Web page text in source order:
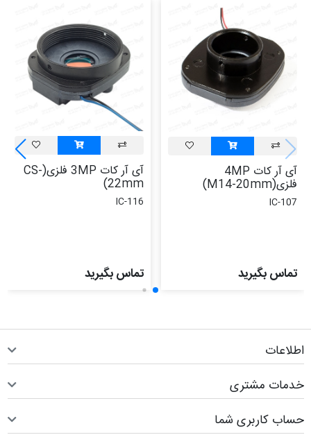
آی آر کات 4MP
فلزی(M14-20mm)
IC-107
تماس بگیرید
آی آر کات 3MP فلزی(CS-
22mm)
IC-116
تماس بگیرید
اطلاعات
خدمات مشتری
حساب کاربری شما